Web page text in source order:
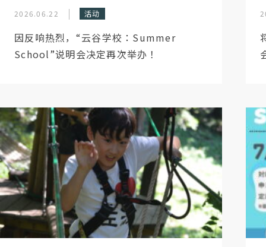
2026.06.22 活动
因反响热烈，“云谷学校：Summer
School”说明会决定再次举办！